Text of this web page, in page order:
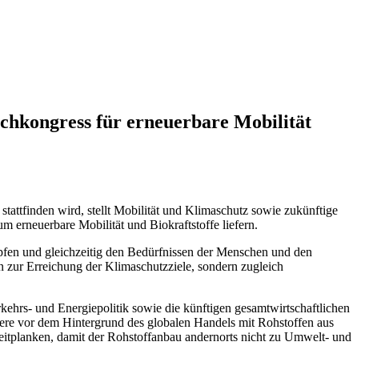
für erneuerbare Mobilität
wird, stellt Mobilität und Klimaschutz sowie zukünftige
erneuerbare Mobilität und Biokraftstoffe liefern.
und gleichzeitig den Bedürfnissen der Menschen und den
Erreichung der Klimaschutzziele, sondern zugleich
und Energiepolitik sowie die künftigen gesamtwirtschaftlichen
vor dem Hintergrund des globalen Handels mit Rohstoffen aus
damit der Rohstoffanbau andernorts nicht zu Umwelt- und